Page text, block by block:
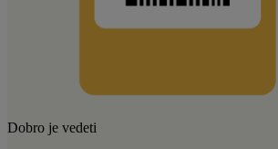
Dobro je vedeti